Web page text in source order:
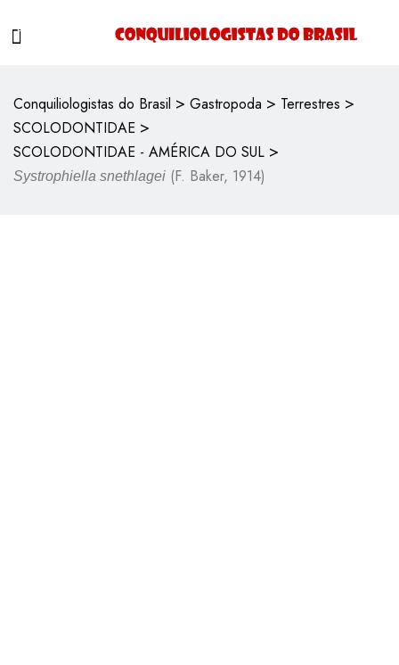
Conquiliologistas do Brasil > Gastropoda > Terrestres >
SCOLODONTIDAE >
SCOLODONTIDAE - AMÉRICA DO SUL >
Systrophiella snethlagei (F. Baker, 1914)